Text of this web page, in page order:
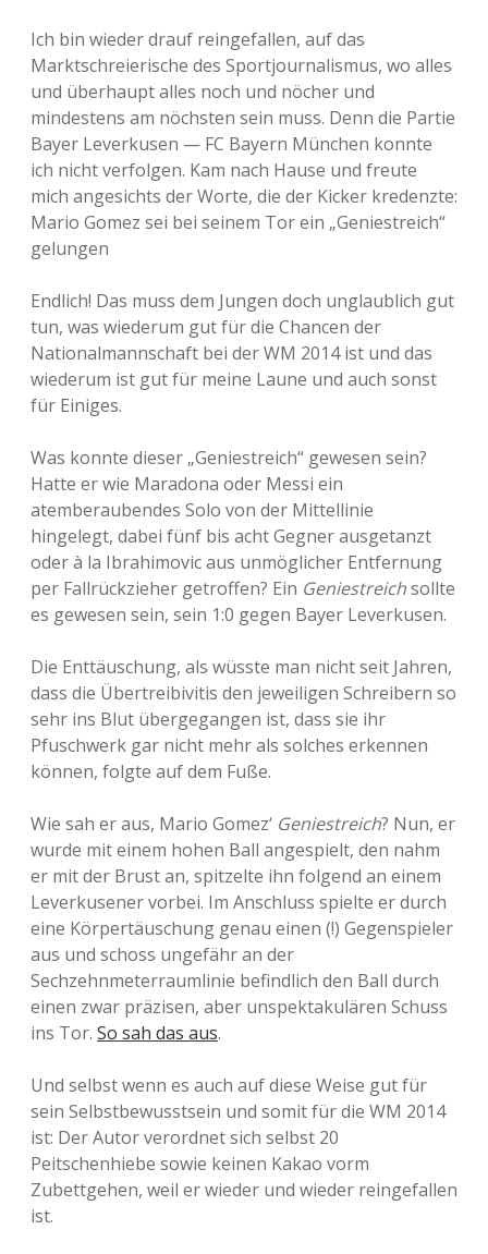
Ich bin wieder drauf reingefallen, auf das
Marktschreierische des Sportjournalismus, wo alles
und überhaupt alles noch und nöcher und
mindestens am nöchsten sein muss. Denn die Partie
Bayer Leverkusen — FC Bayern München konnte
ich nicht verfolgen. Kam nach Hause und freute
mich angesichts der Worte, die der Kicker kredenzte:
Mario Gomez sei bei seinem Tor ein „Geniestreich“
gelungen
Endlich! Das muss dem Jungen doch unglaublich gut
tun, was wiederum gut für die Chancen der
Nationalmannschaft bei der WM 2014 ist und das
wiederum ist gut für meine Laune und auch sonst
für Einiges.
Was konnte dieser „Geniestreich“ gewesen sein?
Hatte er wie Maradona oder Messi ein
atemberaubendes Solo von der Mittellinie
hingelegt, dabei fünf bis acht Gegner ausgetanzt
oder à la Ibrahimovic aus unmöglicher Entfernung
per Fallrückzieher getroffen? Ein Geniestreichsollte
es gewesen sein, sein 1:0 gegen Bayer Leverkusen.
Die Enttäuschung, als wüsste man nicht seit Jahren,
dass die Übertreibivitis den jeweiligen Schreibern so
sehr ins Blut übergegangen ist, dass sie ihr
Pfuschwerk gar nicht mehr als solches erkennen
können, folgte auf dem Fuße.
Wie sah er aus, Mario Gomez‘ Geniestreich? Nun, er
wurde mit einem hohen Ball angespielt, den nahm
er mit der Brust an, spitzelte ihn folgend an einem
Leverkusener vorbei. Im Anschluss spielte er durch
eine Körpertäuschung genau einen (!) Gegenspieler
aus und schoss ungefähr an der
Sechzehnmeterraumlinie befindlich den Ball durch
einen zwar präzisen, aber unspektakulären Schuss
ins Tor. So sah das aus.
Und selbst wenn es auch auf diese Weise gut für
sein Selbstbewusstsein und somit für die WM 2014
ist: Der Autor verordnet sich selbst 20
Peitschenhiebe sowie keinen Kakao vorm
Zubettgehen, weil er wieder und wieder reingefallen
ist.